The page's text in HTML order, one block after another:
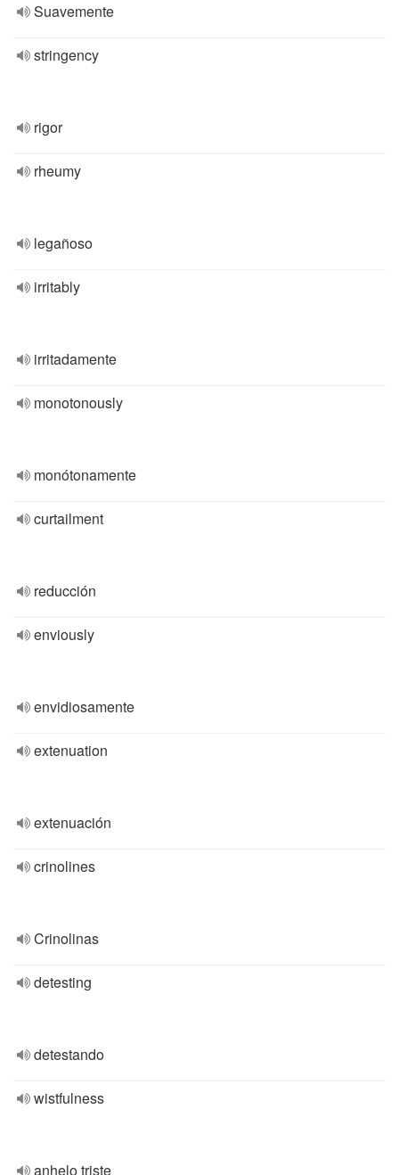
Suavemente
stringency
rigor
rheumy
legañoso
irritably
irritadamente
monotonously
monótonamente
curtailment
reducción
enviously
envidiosamente
extenuation
extenuación
crinolines
Crinolinas
detesting
detestando
wistfulness
anhelo triste